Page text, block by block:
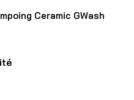
Ceramic GWash